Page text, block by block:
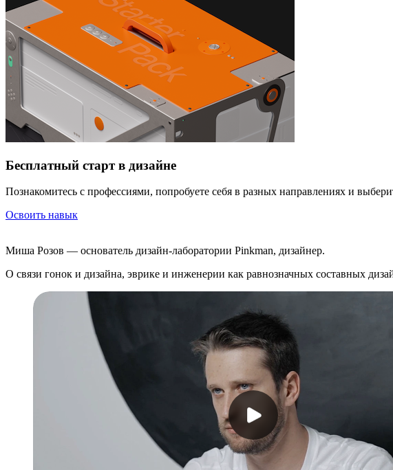
Бесплатный старт в дизайне
Познакомитесь с профессиями, попробуете себя в разных направлениях и
Освоить навык
Миша Розов — основатель дизайн-лаборатории Pinkman, дизайнер.
О связи гонок и дизайна, эврике и инженерии как равнозначных составных